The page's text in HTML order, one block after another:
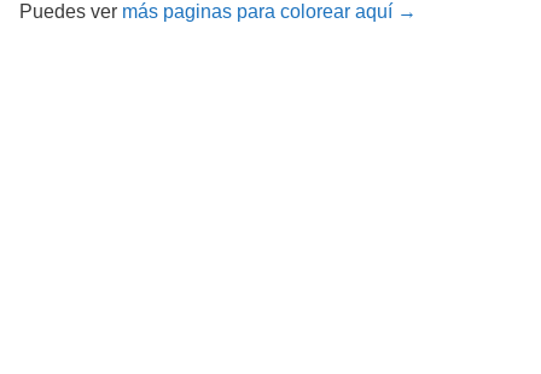
Puedes ver más paginas para colorear aquí →